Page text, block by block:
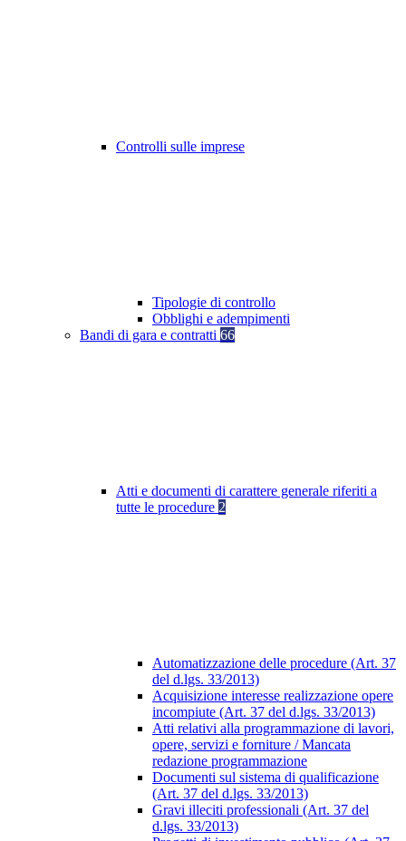
Controlli sulle imprese
Tipologie di controllo
Obblighi e adempimenti
Bandi di gara e contratti 66
Atti e documenti di carattere generale riferiti a
tutte le procedure 2
Automatizzazione delle procedure (Art. 37
del d.lgs. 33/2013)
Acquisizione interesse realizzazione opere
incompiute (Art. 37 del d.lgs. 33/2013)
Atti relativi alla programmazione di lavori,
opere, servizi e forniture / Mancata
redazione programmazione
Documenti sul sistema di qualificazione
(Art. 37 del d.lgs. 33/2013)
Gravi illeciti professionali (Art. 37 del
d.lgs. 33/2013)